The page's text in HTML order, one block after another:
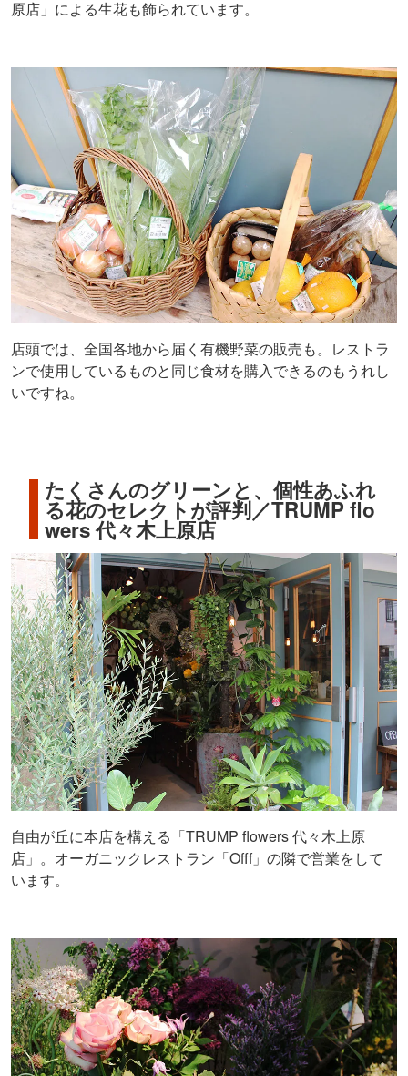
原店」による生花も飾られています。
店頭では、全国各地から届く有機野菜の販売も。レストラ
ンで使用しているものと同じ食材を購入できるのもうれし
いですね。
たくさんのグリーンと、個性あふれ
る花のセレクトが評判／TRUMP flo
wers 代々木上原店
自由が丘に本店を構える「TRUMP flowers 代々木上原
店」。オーガニックレストラン「Offf」の隣で営業をして
います。